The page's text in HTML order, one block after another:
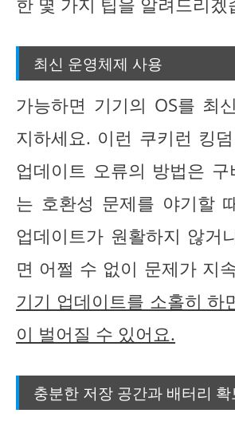
최신 운영체제 사용
가능하면 기기의 OS를 최
지하세요. 이런 쿠키런 킹
업데이트 오류의 방법은 구
는 호환성 문제를 야기할
업데이트가 원활하지 않거
면 어쩔 수 없이 문제가 지
기기 업데이트를 소홀히 하
이 벌어질 수 있어요.
충분한 저장 공간과 배터리 확